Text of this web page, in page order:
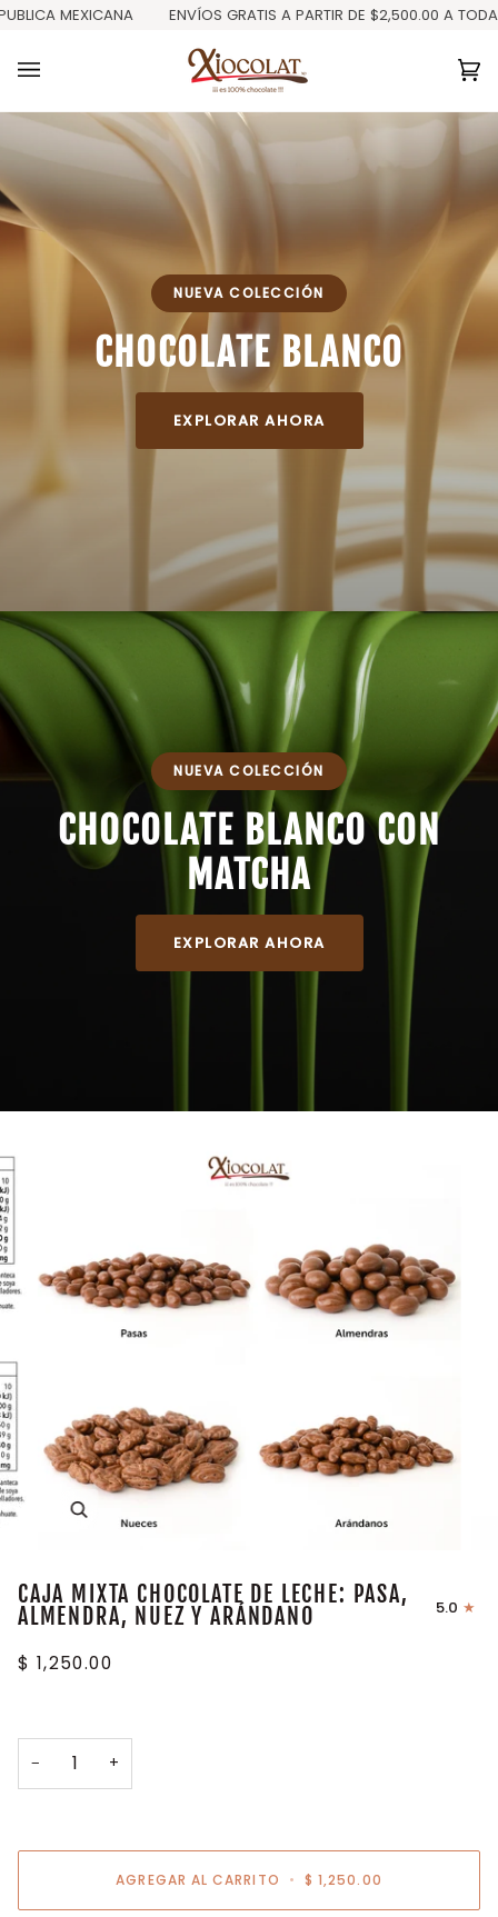
Ir
contenido
MEXICANA ENVÍOS GRATIS A PARTIR DE $2,500.00 A TODA
NUEVA COLECCIÓN
CHOCOLATE BLANCO
EXPLORAR AHORA
NUEVA COLECCIÓN
CHOCOLATE BLANCO CON
MATCHA
EXPLORAR AHORA
CAJA MIXTA CHOCOLATE DE LECHE: PASA,
ALMENDRA, NUEZ Y ARÁNDANO
5.0
$ 1,250.00
− +
AGREGAR AL CARRITO • $ 1,250.00